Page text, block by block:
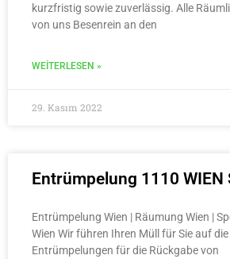
kurzfristig sowie zuverlässig. Alle
von uns Besenrein an den
WEITERLESEN »
29. Kasım 2022
Entrümpelung 1110 WIEN
Entrümpelung Wien | Räumung Wien |
Wien Wir führen Ihren Müll für Sie auf die
Entrümpelungen für die Rückgabe von